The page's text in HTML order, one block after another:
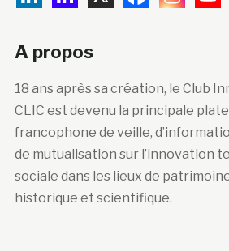
A propos
18 ans après sa création, le Club
CLIC est devenu la principale
francophone de veille,
de mutualisation sur l’innovation
sociale dans les lieux de
historique et scientifique.